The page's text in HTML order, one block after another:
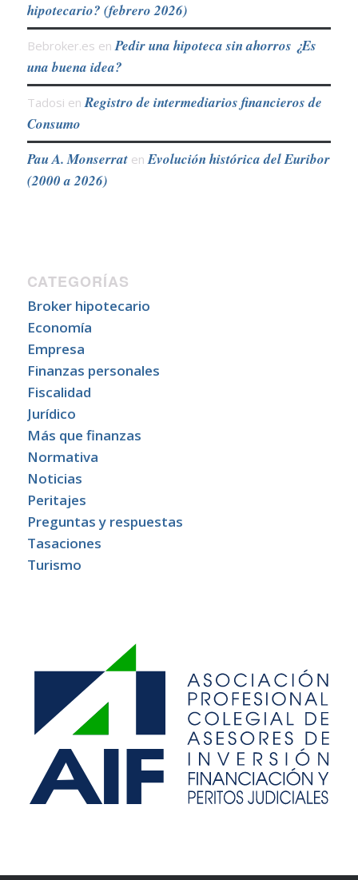
hipotecario? (febrero 2026)
Bebroker.es enPedir una hipoteca sin ahorros ¿Es
una buena idea?
Tadosi enRegistro de intermediarios financieros de
Consumo
Pau A. MonserratenEvolución histórica del Euribor
(2000 a 2026)
CATEGORÍAS
Broker hipotecario
Economía
Empresa
Finanzas personales
Fiscalidad
Jurídico
Más que finanzas
Normativa
Noticias
Peritajes
Preguntas y respuestas
Tasaciones
Turismo